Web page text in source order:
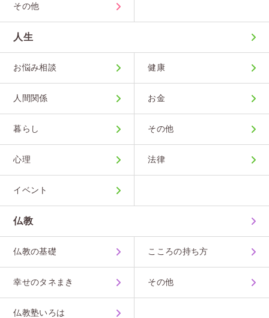
その他
人生
お悩み相談 健康
人間関係 お金
暮らし その他
心理 法律
イベント
仏教
仏教の基礎 こころの持ち方
幸せのタネまき その他
仏教塾いろは